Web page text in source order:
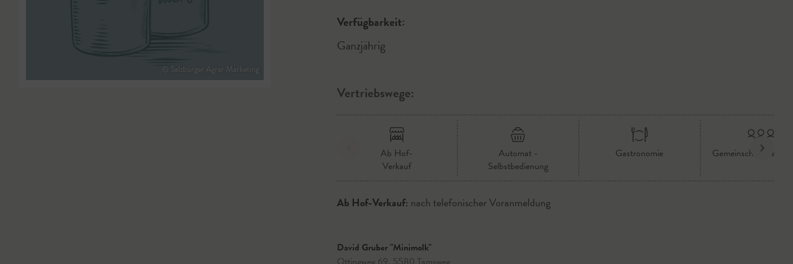
© Salzburger Agrar Marketing
Verfügbarkeit:
Ganzjährig
Vertriebswege:
Ab Hof-
Verkauf
Automat -
Selbstbedienung
Gastronomie
Ab Hof-Verkauf: nach telefonischer Voranmeldung
David Gruber "Minimolk"